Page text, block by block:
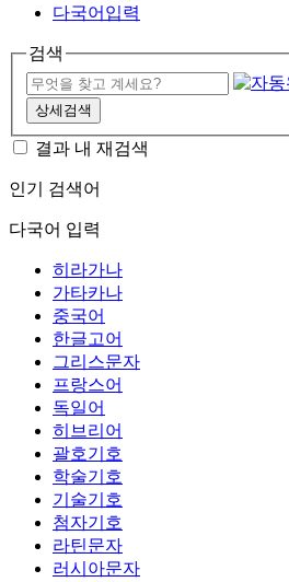
다국어입력
검색
상세검색
결과 내 재검색
인기 검색어
다국어 입력
히라가나
가타카나
중국어
한글고어
그리스문자
프랑스어
독일어
히브리어
괄호기호
학술기호
기술기호
첨자기호
라틴문자
러시아문자